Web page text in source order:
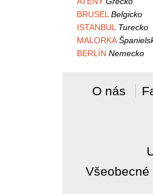
BRUSEL Belgicko
ISTANBUL Turecko
MALORKA
BERLÍN Nemecko
O nás